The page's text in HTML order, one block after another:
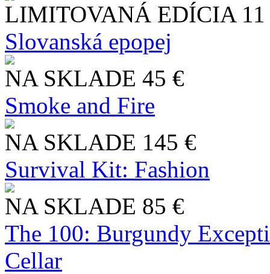
LIMITOVANÁ EDÍCIA
Slo​vanská epopej
NA SKLADE 45 €
Smoke and Fire
NA SKLADE 145 €
Survival Kit: Fashion
NA SKLADE 85 €
The 100: Burgundy
Cellar